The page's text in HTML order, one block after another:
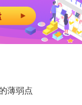
薄弱点